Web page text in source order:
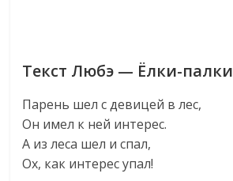
Текст Любэ — Ёлки-палки
Парень шел с девицей в лес,
Он имел к ней интерес.
А из леса шел и спал,
Ох, как интерес упал!